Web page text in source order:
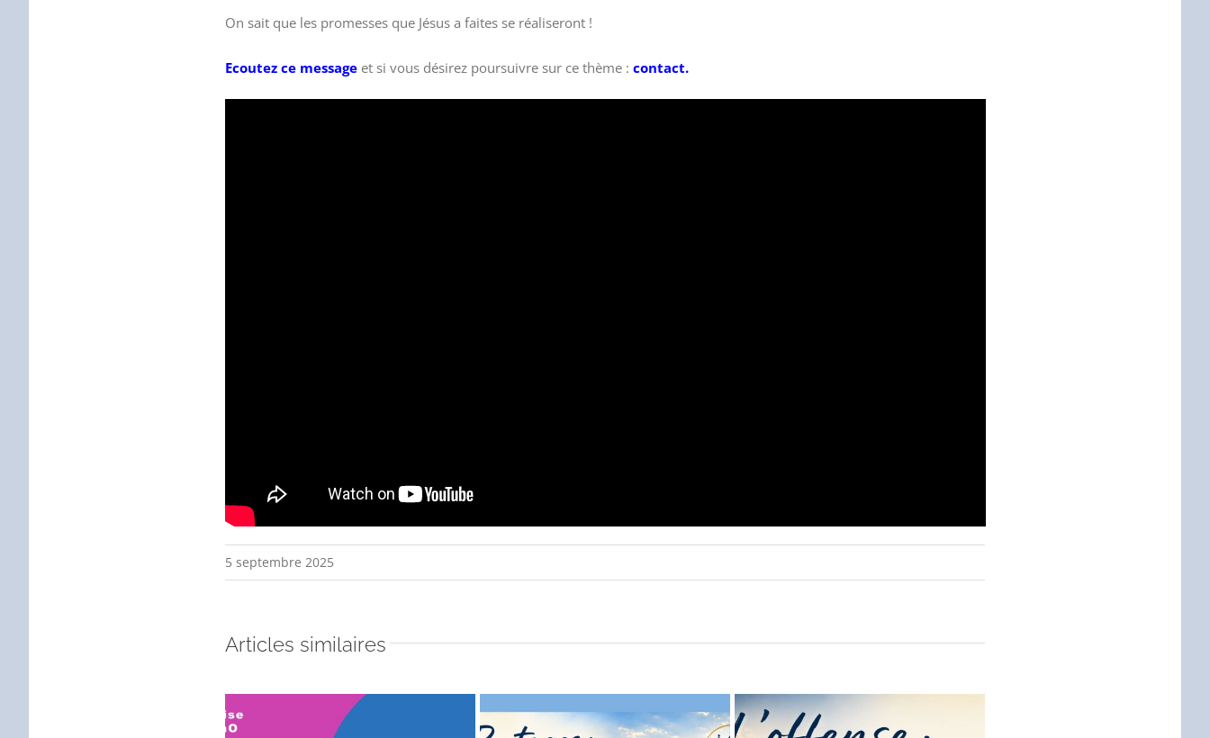
On sait que les promesses que Jésus a faites se réaliseront !
Ecoutez ce message et si vous désirez poursuivre sur ce thème : contact.
5 septembre 2025
Articles similaires